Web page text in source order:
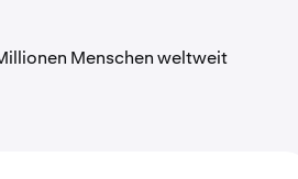
Menschen weltweit